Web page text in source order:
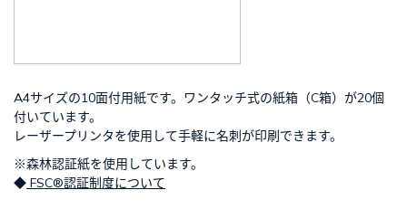
A4サイズの10面付用紙です。ワンタッチ式の紙箱（C箱）が20個
付いています。
レーザープリンタを使用して手軽に名刺が印刷できます。
※森林認証紙を使用しています。
◆ FSC®認証制度について